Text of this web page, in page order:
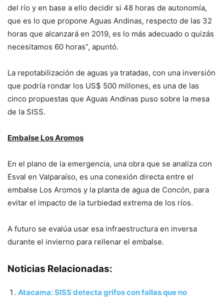
del río y en base a ello decidir si 48 horas de autonomía,
que es lo que propone Aguas Andinas, respecto de las 32
horas que alcanzará en 2019, es lo más adecuado o quizás
necesitamos 60 horas”, apuntó.
La repotabilización de aguas ya tratadas, con una inversión
que podría rondar los US$ 500 millones, es una de las
cinco propuestas que Aguas Andinas puso sobre la mesa
de la SISS.
Embalse Los Aromos
En el plano de la emergencia, una obra que se analiza con
Esval en Valparaíso, es una conexión directa entre el
embalse Los Aromos y la planta de agua de Concón, para
evitar el impacto de la turbiedad extrema de los ríos.
A futuro se evalúa usar esa infraestructura en inversa
durante el invierno para rellenar el embalse.
Noticias Relacionadas:
Atacama: SISS detecta grifos con fallas que no